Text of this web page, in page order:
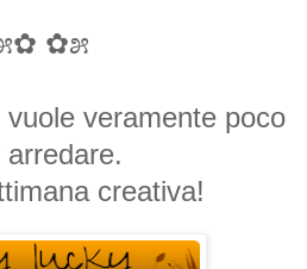
✿೫
veramente poco
arredare.
creativa!